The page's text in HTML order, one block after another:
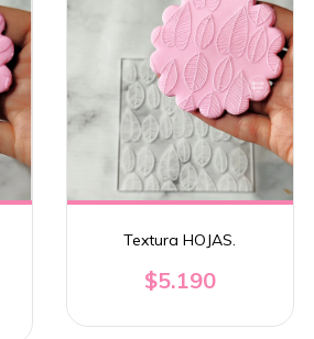
Textura HOJAS.
$5.190